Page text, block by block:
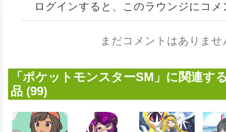
ログインすると、このラウンジにコ
まだコメントはありませ
「ポケットモンスターSM」に関連す
品 (99)